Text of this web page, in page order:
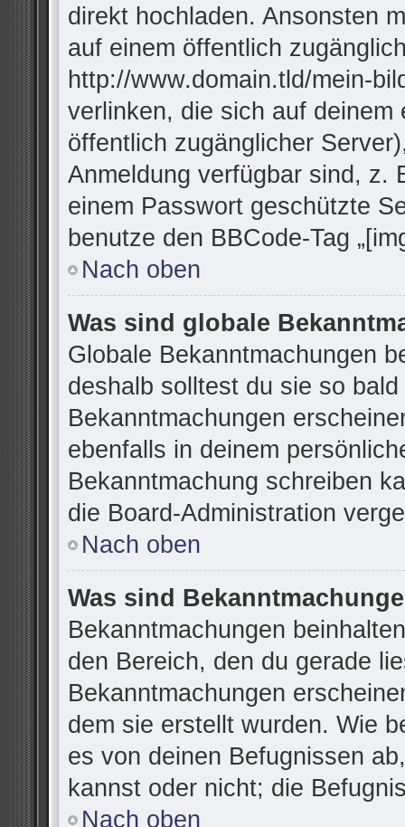
direkt hochladen. Ansonsten
auf einem öffentlich
http://www.domain.tld/mein-
verlinken, die sich auf
öffentlich zugänglicher
Anmeldung verfügbar sind, z.
einem Passwort geschützte
benutze den BBCode-Tag
Nach oben
Was sind globale
Globale Bekanntmachungen
deshalb solltest du sie so
Bekanntmachungen
ebenfalls in deinem
Bekanntmachung schreiben
die Board-Administration
Nach oben
Was sind
Bekanntmachungen
den Bereich, den du gerade
Bekanntmachungen
dem sie erstellt wurden. Wie
es von deinen Befugnissen
kannst oder nicht; die
Nach oben